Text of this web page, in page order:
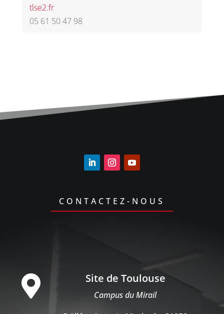
tlse2.fr
05 61 50 47 98
CONTACTEZ-NOUS
 Site de Toulouse
Campus du Mirail